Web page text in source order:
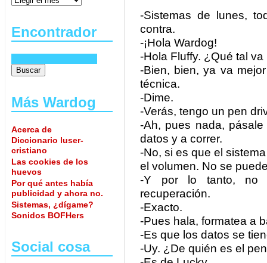
Encontrador
Más Wardog
Acerca de
Diccionario luser-
cristiano
Las cookies de los
huevos
Por qué antes había
publicidad y ahora no.
Sistemas, ¿dígame?
Sonidos BOFHers
Social cosa
-Sistemas de lunes,
contra.
-¡Hola Wardog!
-Hola Fluffy. ¿Qué tal
-Bien, bien, ya va
técnica.
-Dime.
-Verás, tengo un pen
-Ah, pues nada,
datos y a correr.
-No, si es que el
el volumen. No se
-Y por lo tanto, no
recuperación.
-Exacto.
-Pues hala, formatea a
-Es que los datos se
-Uy. ¿De quién es el